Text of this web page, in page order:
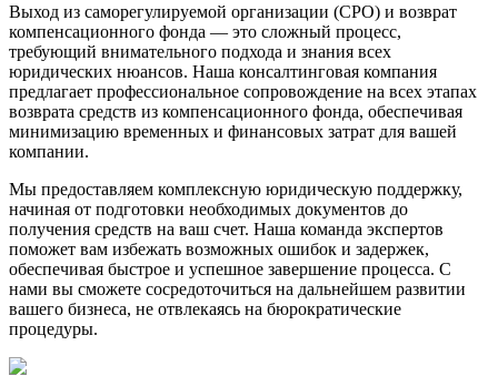
Выход из саморегулируемой организации (СРО) и возврат
компенсационного фонда — это сложный процесс,
требующий внимательного подхода и знания всех
юридических нюансов. Наша консалтинговая компания
предлагает профессиональное сопровождение на всех этапах
возврата средств из компенсационного фонда, обеспечивая
минимизацию временных и финансовых затрат для вашей
компании.
Мы предоставляем комплексную юридическую поддержку,
начиная от подготовки необходимых документов до
получения средств на ваш счет. Наша команда экспертов
поможет вам избежать возможных ошибок и задержек,
обеспечивая быстрое и успешное завершение процесса. С
нами вы сможете сосредоточиться на дальнейшем развитии
вашего бизнеса, не отвлекаясь на бюрократические
процедуры.